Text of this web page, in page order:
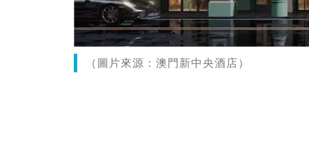
（圖片來源：澳門新中央酒店）